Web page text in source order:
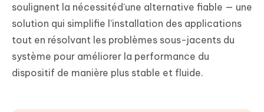
soulignent la nécessitéd'une alternative fiable — une
solution qui simplifie l'installation des applications
tout en résolvant les problèmes sous-jacents du
système pour améliorer la performance du
dispositif de manière plus stable et fluide.